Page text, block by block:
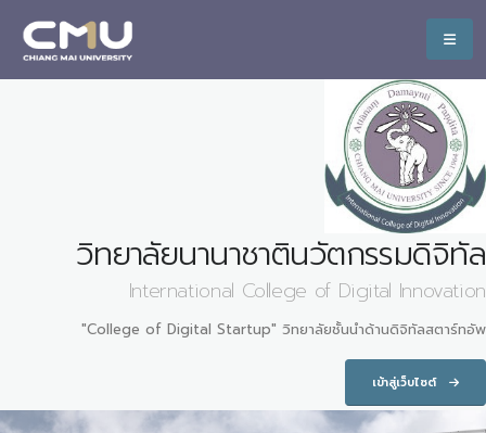
วิทยาลัยนานาชาตินวัตกรรมดิจิทัล
International College of Digital Innovation
"College of Digital Startup" วิทยาลัยชั้นนำด้านดิจิทัลสตาร์ทอัพ
เข้าสู่เว็บไซต์